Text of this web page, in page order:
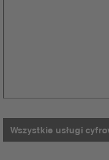
Wszystkie usługi